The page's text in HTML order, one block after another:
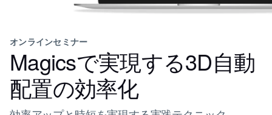
オンラインセミナー
Magicsで実現する3D自動
配置の効率化